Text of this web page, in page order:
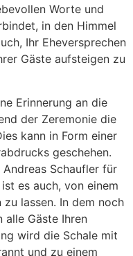
Worte und
in den Himmel
Ihr Eheversprechen
Gäste aufsteigen zu
Erinnerung an die
der Zeremonie die
kann in Form einer
geschehen.
Schaufler für
es auch, von einem
zu lassen. In dem noch
alle Gäste Ihren
wird die Schale mit
und zu einem